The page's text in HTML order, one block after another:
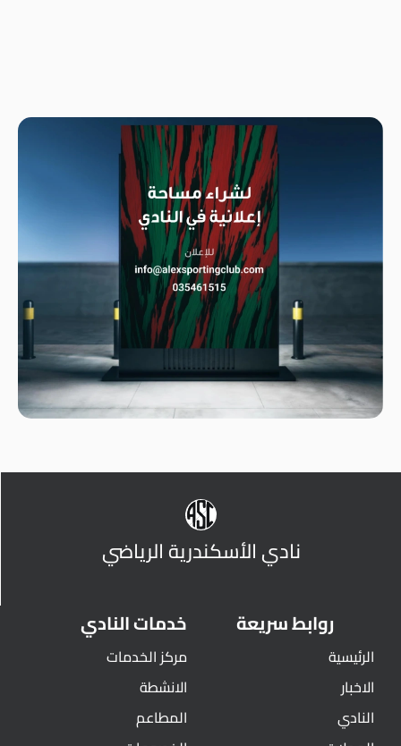
نادي الأسكندرية الرياضي
روابط سريعة
الرئيسية
الاخبار
النادي
خدمات النادي
مركز الخدمات
الانشطة
المطاعم